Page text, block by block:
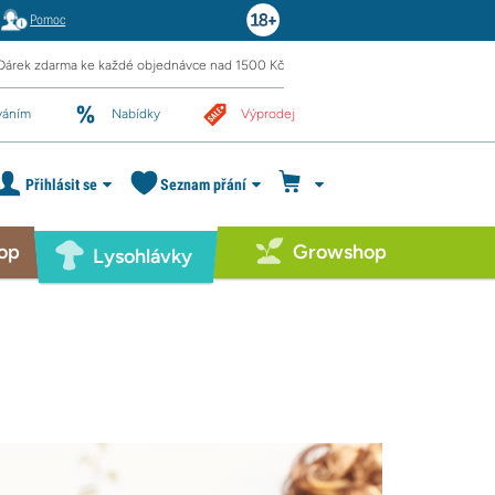
Pomoc
zdarma ke každé objednávce nad 1500 Kč
Nabídky Výprodej
Přihlásit se Seznam přání
Lysohlávky Growshop